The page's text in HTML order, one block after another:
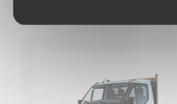
SOLUTIONS